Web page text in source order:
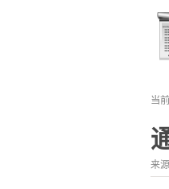
当
来